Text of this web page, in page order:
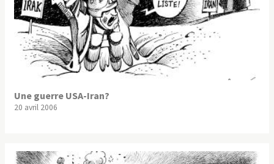
Une guerre USA-Iran?
20 avril 2006